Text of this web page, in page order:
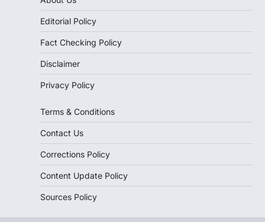
Editorial Policy
Fact Checking Policy
Disclaimer
Privacy Policy
Terms & Conditions
Contact Us
Corrections Policy
Content Update Policy
Sources Policy